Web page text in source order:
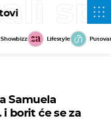
Showbizz Lifestyle
Samuela
i borit će se za